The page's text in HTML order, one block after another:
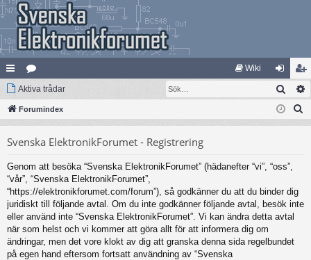
na
bb
ar
at
eg
Wiki
og
ga
li
m
Aktiva trådar Sök
Forumindex
Svenska ElektronikForumet - Registrering
Genom att besöka “Svenska ElektronikForumet” (hädanefter “vi”, “oss”,
“vår”, “Svenska ElektronikForumet”,
“https://elektronikforumet.com/forum”), så godkänner du att du binder dig
juridiskt till följande avtal. Om du inte godkänner följande avtal, besök inte
eller använd inte “Svenska ElektronikForumet”. Vi kan ändra detta avtal
när som helst och vi kommer att göra allt för att informera dig om
ändringar, men det vore klokt av dig att granska denna sida regelbundet
på egen hand eftersom fortsatt användning av “Svenska